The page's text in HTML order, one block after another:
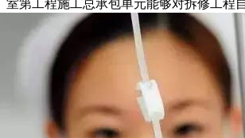
第工程施工总承包单元能够对拆修工